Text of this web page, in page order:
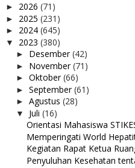
► 2026 (71)
► 2025 (231)
► 2024 (645)
▼ 2023 (380)
► Desember(42)
► November(71)
► Oktober(66)
► September(61)
► Agustus (28)
▼ Juli (16)
Orientasi Mahasiswa
Memperingati World
Kegiatan Rapat Ketua
Penyuluhan Kesehatan